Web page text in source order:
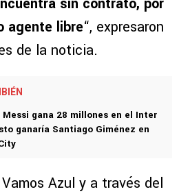
sin contrato, por
agente libre“, expresaron
de la noticia.
gana 28 millones en el Inter
ganaría Santiago Giménez en
Azul y a través del